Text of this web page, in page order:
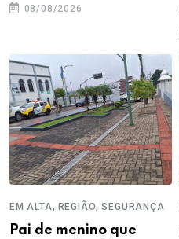
08/08/2026
EM ALTA, REGIÃO,SEGURANÇA
Pai de menino que